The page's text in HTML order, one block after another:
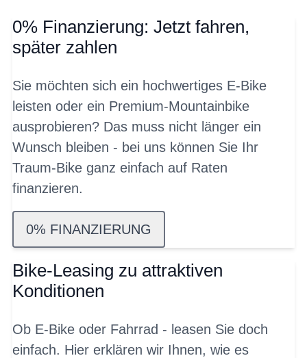
0% Finanzierung: Jetzt fahren,
später zahlen
Sie möchten sich ein hochwertiges E-Bike
leisten oder ein Premium-Mountainbike
ausprobieren? Das muss nicht länger ein
Wunsch bleiben - bei uns können Sie Ihr
Traum-Bike ganz einfach auf Raten
finanzieren.
0% FINANZIERUNG
Bike-Leasing zu attraktiven
Konditionen
Ob E-Bike oder Fahrrad - leasen Sie doch
einfach. Hier erklären wir Ihnen, wie es